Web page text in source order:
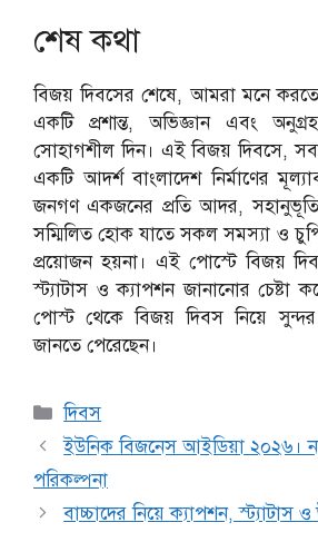
শেষ কথা
বিজয় দিবসের শেষে, আমরা মনে
একটি প্রশান্ত, অভিজ্ঞান এবং
সোহাগশীল দিন। এই বিজয় দিবসে,
একটি আদর্শ বাংলাদেশ নির্মাণের
জনগণ একজনের প্রতি আদর,
সম্মিলিত হোক যাতে সকল সমস্যা ও
প্রয়োজন হয়না। এই পোস্টে বিজয়
স্ট্যাটাস ও ক্যাপশন জানানোর চেষ্টা
পোস্ট থেকে বিজয় দিবস নিয়ে
জানতে পেরেছেন।
Categories
দিবস
ইউনিক বিজনেস আইডিয়া ২০২৬।
পরিকল্পনা
বাচ্চাদের নিয়ে ক্যাপশন, স্ট্যাটাস ও